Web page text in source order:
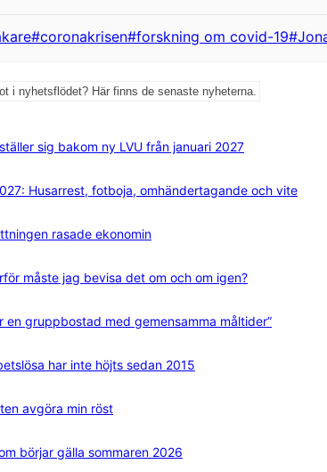
#coronakrisen#forskning om covid-19#
i nyhetsflödet? Här finns de senaste nyheterna.
sig bakom ny LVU från januari 2027
Husarrest, fotboja, omhändertagande och vite
rasade ekonomin
måste jag bevisa det om och om igen?
gruppbostad med gemensamma måltider”
har inte höjts sedan 2015
avgöra min röst
börjar gälla sommaren 2026